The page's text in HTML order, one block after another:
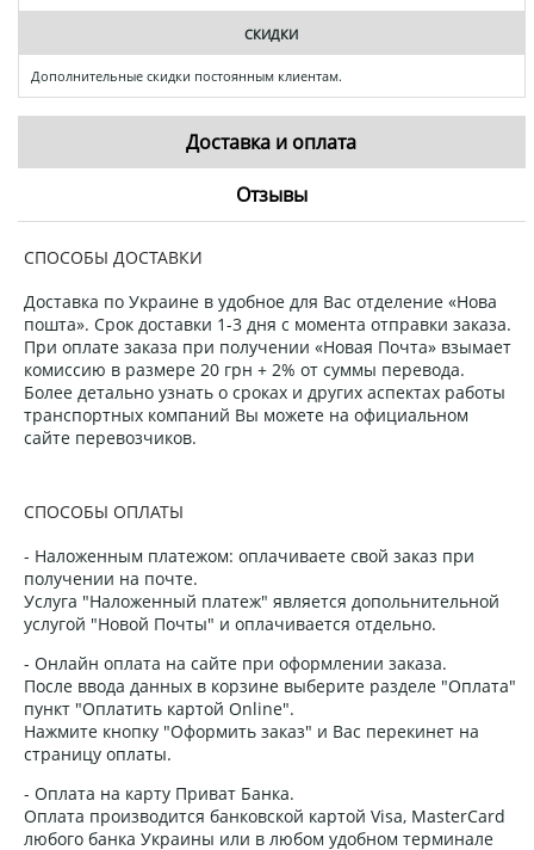
СКИДКИ
Дополнительные скидки постоянным клиентам.
Доставка и оплата
Отзывы
СПОСОБЫ ДОСТАВКИ
Доставка по Украине в удобное для Вас отделение «Нова
пошта». Срок доставки 1-3 дня с момента отправки заказа.
При оплате заказа при получении «Новая Почта» взымает
комиссию в размере 20 грн + 2% от суммы перевода.
Более детально узнать о сроках и других аспектах работы
транспортных компаний Вы можете на официальном
сайте перевозчиков.
СПОСОБЫ ОПЛАТЫ
- Наложенным платежом: оплачиваете свой заказ при
получении на почте.
Услуга "Наложенный платеж" является допольнительной
услугой "Новой Почты" и оплачивается отдельно.
- Онлайн оплата на сайте при оформлении заказа.
После ввода данных в корзине выберите разделе "Оплата"
пункт "Оплатить картой Online".
Нажмите кнопку "Оформить заказ" и Вас перекинет на
страницу оплаты.
- Оплата на карту Приват Банка.
Оплата производится банковской картой Visa, MasterCard
любого банка Украины или в любом удобном терминале